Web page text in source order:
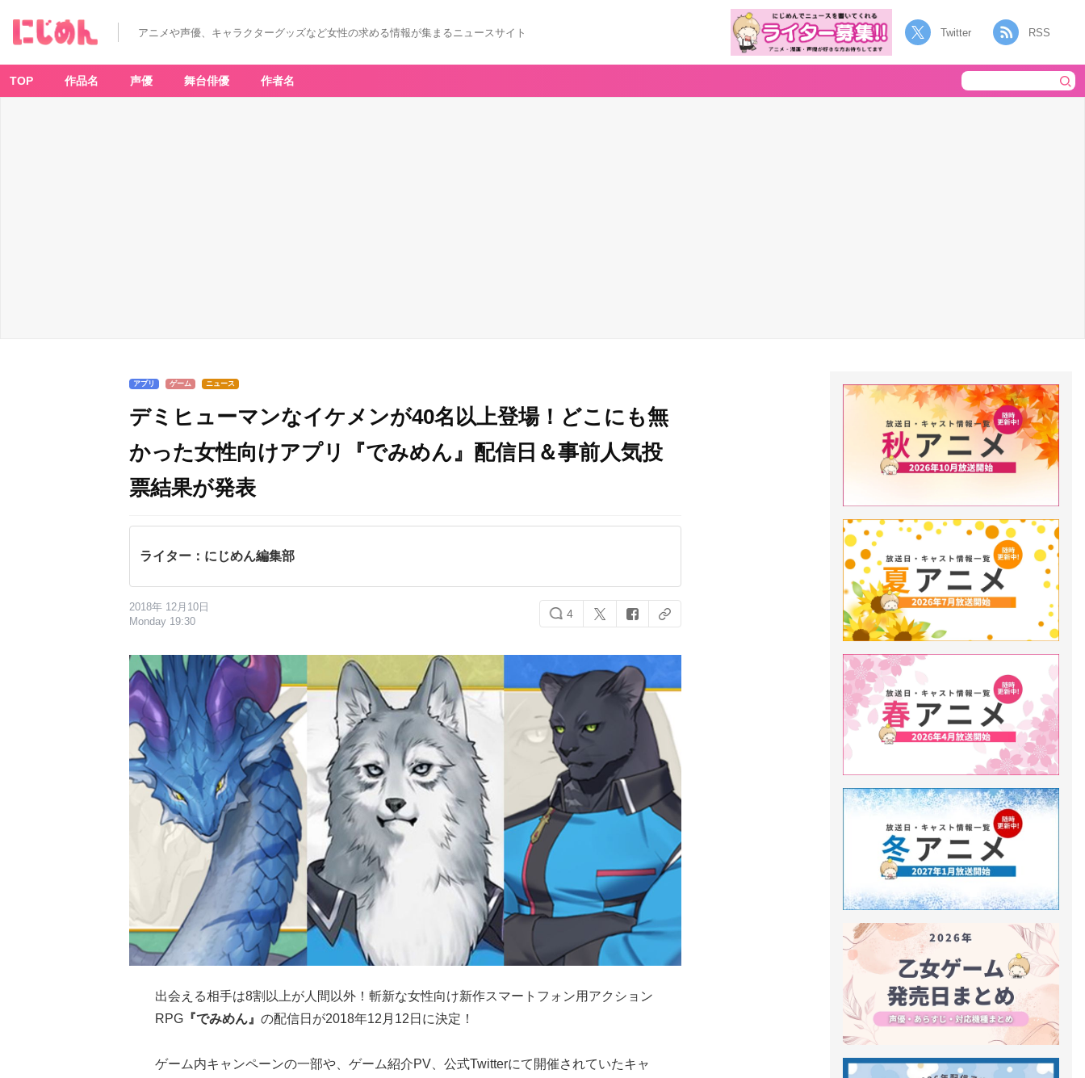
アニメや声優、キャラクターグッズなど女性の求める情報が集まるニュースサイト Twitter RSS
TOP 作品名 声優 舞台俳優 作者名
アプリ ゲーム ニュース
デミヒューマンなイケメンが40名以上登場！どこにも無
かった女性向けアプリ『でみめん』配信日＆事前人気投
票結果が発表
ライター：にじめん編集部
2018年 12月10日
Monday 19:30
4
出会える相手は8割以上が人間以外！斬新な女性向け新作スマートフォン用アクション
RPG 『でみめん』 の配信日が2018年12月12日に決定！
ゲーム内キャンペーンの一部や、ゲーム紹介PV、公式Twitterにて開催されていたキャ